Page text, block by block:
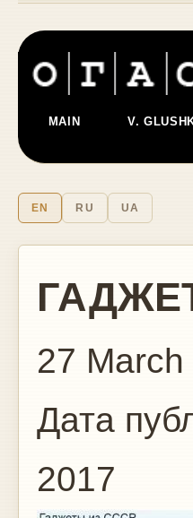
MAIN V.
EN RU UA
27
Дата
2017